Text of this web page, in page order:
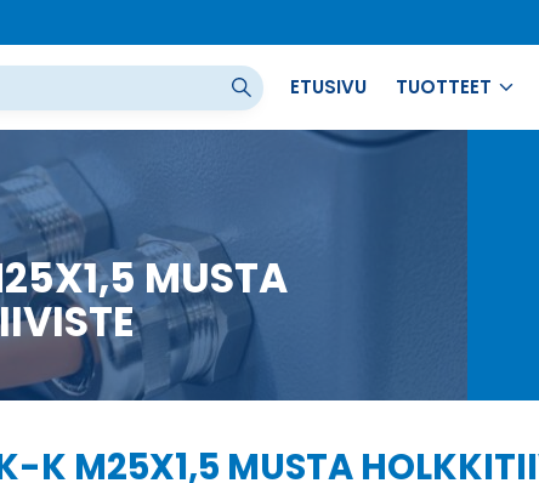
ETUSIVU TUOTTEET
MUSTA
K M25X1,5 MUSTA